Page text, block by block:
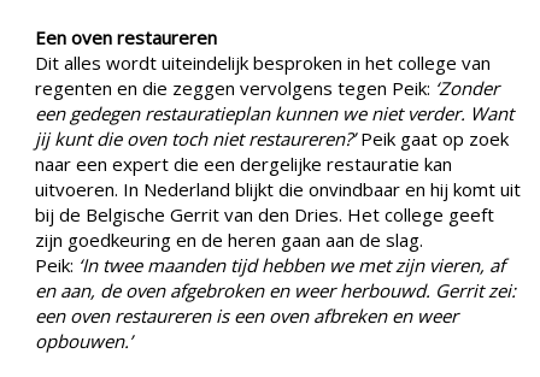
Een oven restaureren
Dit alles wordt uiteindelijk besproken in het college van
regenten en die zeggen vervolgens tegen Peik: ‘Zonder
een gedegen restauratieplan kunnen we niet verder. Want
jij kunt die oven toch niet restaureren?’Peik gaat op zoek
naar een expert die een dergelijke restauratie kan
uitvoeren. In Nederland blijkt die onvindbaar en hij komt uit
bij de Belgische Gerrit van den Dries. Het college geeft
zijn goedkeuring en de heren gaan aan de slag.
Peik: ‘In twee maanden tijd hebben we met zijn vieren, af
en aan, de oven afgebroken en weer herbouwd. Gerrit zei:
een oven restaureren is een oven afbreken en weer
opbouwen.’